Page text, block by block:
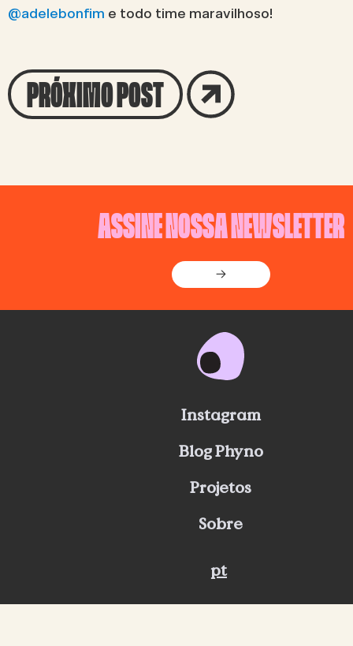
@adelebonfim e todo time maravilhoso!
PRÓXIMO POST
ASSINE NOSSA NEWSLETTER
→
Instagram
Blog Phyno
Projetos
Sobre
pt